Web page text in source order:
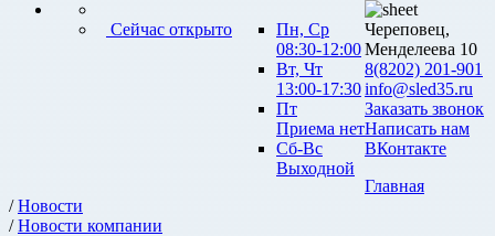
Сейчас открыто
Пн, Ср
08:30-12:00
Вт, Чт
13:00-17:30
Пт
Приема нет
Сб-Вс
Выходной
Череповец,
Менделеева 10
8(8202) 201-901
info@sled35.ru
Заказать звонок
Написать нам
ВКонтакте
Главная
/Новости
/Новости компании